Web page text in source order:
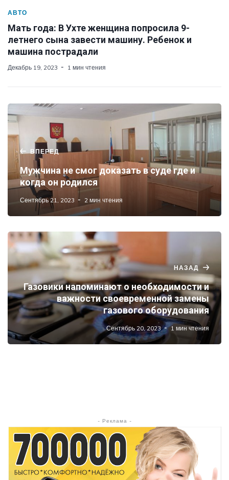
АВТО
Мать года: В Ухте женщина попросила 9-
летнего сына завести машину. Ребенок и
машина пострадали
Декабрь 19, 2023 1 мин чтения
ВПЕРЕД
Мужчина не смог доказать в суде где и
когда он родился
Сентябрь 21, 2023 2 мин чтения
НАЗАД
Газовики напоминают о необходимости и
важности своевременной замены
газового оборудования
Сентябрь 20, 2023 1 мин чтения
- Реклама -